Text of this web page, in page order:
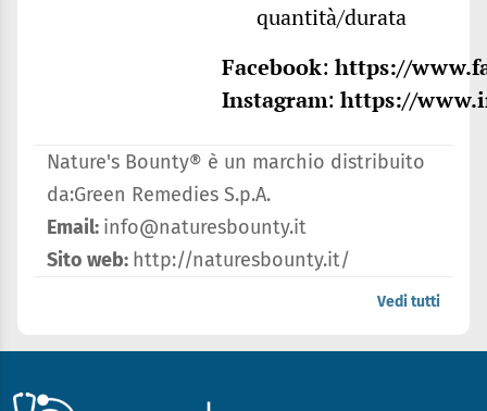
quantità/durata
Facebook: https://
Instagram: https://
Nature's Bounty® è un marchio distribuito
da:Green Remedies S.p.A.
Email: info@naturesbounty.it
Sito web: http://naturesbounty.it/
Vedi tutti